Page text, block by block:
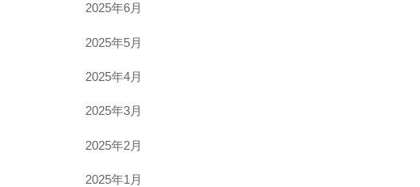
2025年6月
2025年5月
2025年4月
2025年3月
2025年2月
2025年1月